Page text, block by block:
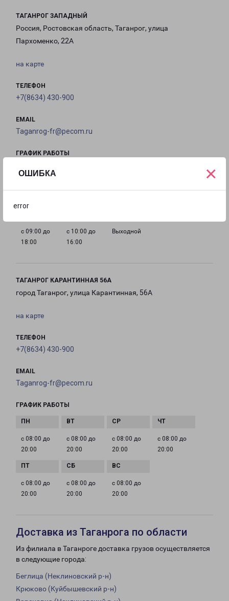
ОШИБКА
error
×
ТАГАНРОГ ЗАПАДНЫЙ
Россия, Ростовская область, Таганрог, улица
Пархоменко, 22А
на карте
ТЕЛЕФОН
+7(8634) 430-900
EMAIL
Taganrog-fr@pecom.ru
ГРАФИК РАБОТЫ
с 09:00 до
18:00
с 10:00 до
16:00
Выходной
ТАГАНРОГ КАРАНТИННАЯ 56А
город Таганрог, улица Карантинная, 56А
на карте
ТЕЛЕФОН
+7(8634) 430-900
EMAIL
Taganrog-fr@pecom.ru
ГРАФИК РАБОТЫ
с 08:00 до
20:00
с 08:00 до
20:00
с 08:00 до
20:00
с 08:00 до
20:00
с 08:00 до
20:00
с 08:00 до
20:00
с 08:00 до
20:00
Доставка из Таганрога по области
Из филиала в Таганроге доставка грузов осуществляется
в следующие города:
Беглица (Неклиновский р-н)
Крюково (Куйбышевский р-н)